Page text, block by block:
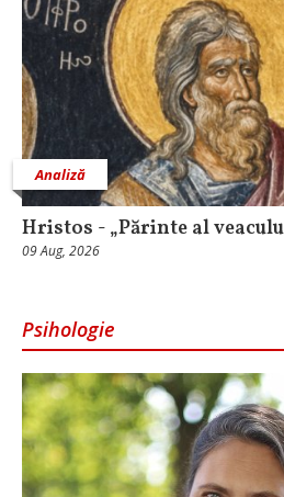
Analiză
Hristos - „Părinte al
09 Aug, 2026
Psihologie